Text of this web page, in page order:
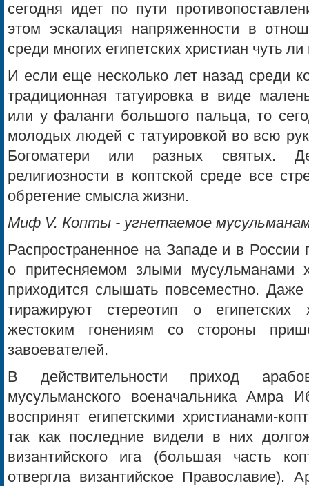
сегодня идет по пути
этом эскалация напряженности в
среди многих египетских христиан чуть
И если еще несколько лет назад среди
традиционная татуировка в виде
или у фаланги большого пальца, то
молодых людей с татуировкой во всю
Богоматери или разных святых.
религиозности в коптской среде все
обретение смысла жизни.
Миф V. Копты - угнетаемое
Распространенное на Западе и в России
о притесняемом злыми мусульманами
приходится слышать повсеместно.
тиражируют стереотип о египетских
жестоким гонениям со стороны
завоевателей.
В действительности приход
мусульманского военачальника
воспринят египетскими христианами-
так как последние видели в них
византийского ига (большая часть
отвергла византийское